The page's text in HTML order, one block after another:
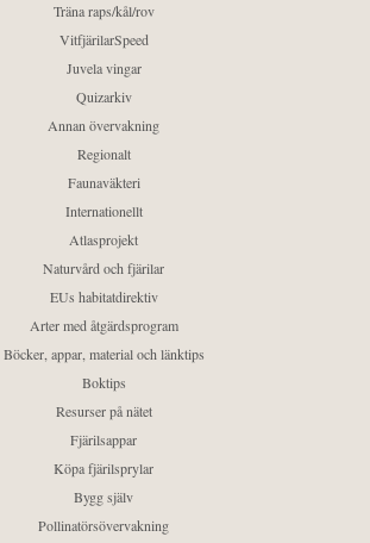
Träna raps/kål/rov
VitfjärilarSpeed
Juvela vingar
Quizarkiv
Annan övervakning
Regionalt
Faunaväkteri
Internationellt
Atlasprojekt
Naturvård och fjärilar
EUs habitatdirektiv
Arter med åtgärdsprogram
Böcker, appar, material och länktips
Boktips
Resurser på nätet
Fjärilsappar
Köpa fjärilsprylar
Bygg själv
Pollinatörsövervakning